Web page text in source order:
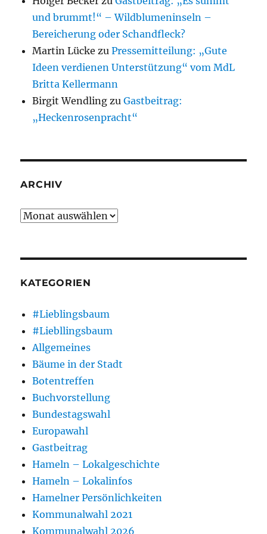
und brummt!“ – Wildblumeninseln –
Bereicherung oder Schandfleck?
Martin Lücke zuPressemitteilung: „Gute
Ideen verdienen Unterstützung“ vom MdL
Britta Kellermann
Birgit Wendling zuGastbeitrag:
„Heckenrosenpracht“
ARCHIV
Archiv
KATEGORIEN
#Lieblingsbaum
#Liebllingsbaum
Allgemeines
Bäume in der Stadt
Botentreffen
Buchvorstellung
Bundestagswahl
Europawahl
Gastbeitrag
Hameln – Lokalgeschichte
Hameln – Lokalinfos
Hamelner Persönlichkeiten
Kommunalwahl 2021
Kommunalwahl 2026